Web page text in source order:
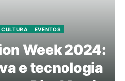
CULTURA EVENTOS
Week 2024:
e tecnologia